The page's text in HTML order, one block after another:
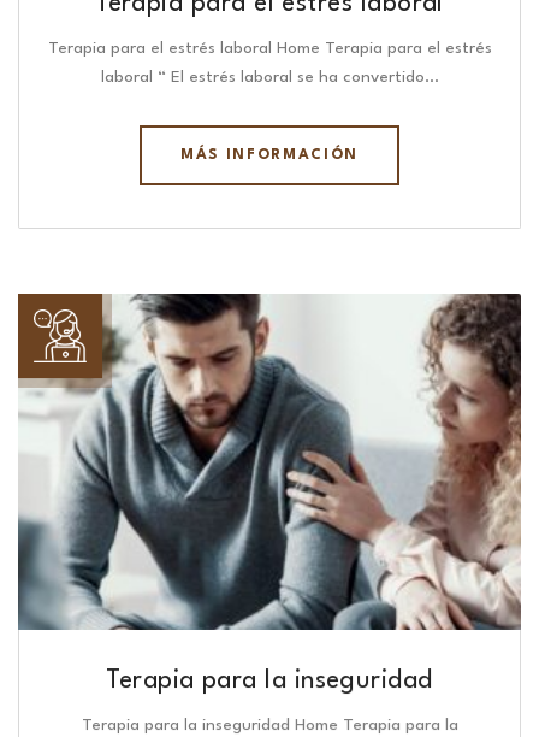
Terapia para el estrés laboral Home Terapia para el estrés
laboral “ El estrés laboral se ha convertido…
MÁS INFORMACIÓN
Terapia para la inseguridad
Terapia para la inseguridad Home Terapia para la